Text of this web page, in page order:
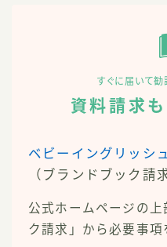
すぐに届いて
資料請求
ベビーイングリッシ
（ブランドブック請
公式ホームページの
ク請求」から必要事項